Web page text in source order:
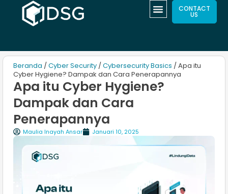
CONTACT
US
Beranda / Cyber Security / Cybersecurity Basics / Apa itu
Cyber Hygiene? Dampak dan Cara Penerapannya
Apa itu Cyber Hygiene?
Dampak dan Cara
Penerapannya
Maulia Inayah Ansar Januari 10, 2025